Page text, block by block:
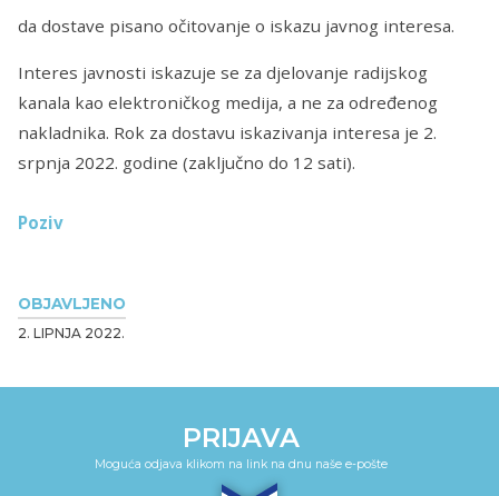
OBJAVLJENO
2. LIPNJA 2022.
da dostave pisano očitovanje o iskazu javnog interesa.
Interes javnosti iskazuje se za djelovanje radijskog
kanala kao elektroničkog medija, a ne za određenog
nakladnika. Rok za dostavu iskazivanja interesa je 2.
srpnja 2022. godine (zaključno do 12 sati).
Poziv
PRIJAVA
Moguća odjava klikom na link na dnu naše e-pošte